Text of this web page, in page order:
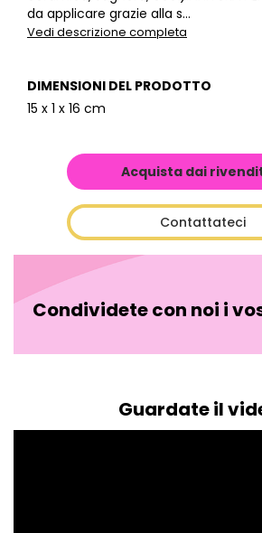
da applicare grazie alla s...
Vedi descrizione completa
DIMENSIONI DEL PRODOTTO
15 x 1 x 16 cm
Acquista dai
Contattateci
Condividete con noi i
Guardate il